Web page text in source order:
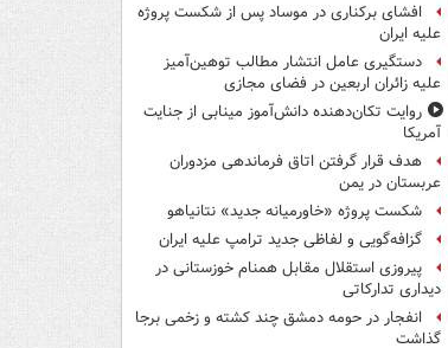
افشای برکناری در موساد پس از شکست پروژه
علیه ایران
دستگیری عامل انتشار مطالب توهین‌آمیز
علیه زائران اربعین در فضای مجازی
روایت تکان‌دهنده دانش‌آموز مینابی از جنایت
آمریکا
هدف قرار گرفتن اتاق‌ فرماندهی مزدوران
عربستان در یمن
شکست پروژه «خاورمیانه جدید» نتانیاهو
گزافه‌گویی و لفاظی جدید ترامپ علیه ایران
پیروزی استقلال مقابل همنام خوزستانی در
دیداری تدارکاتی
انفجار در حومه دمشق چند کشته و زخمی برجا
گذاشت